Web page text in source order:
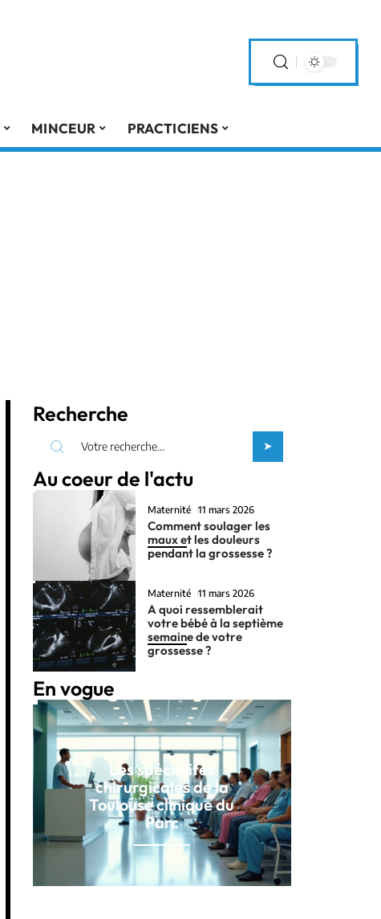
MINCEUR PRACTICIENS
Recherche
Au coeur de l'actu
Maternité 11 mars 2026
Comment soulager les
maux et les douleurs
pendant la grossesse ?
Maternité 11 mars 2026
A quoi ressemblerait
votre bébé à la septième
semaine de votre
grossesse ?
En vogue
Practiciens 11 mars 2026
Les spécialités
chirurgicales de la
Toulouse clinique du
Parc